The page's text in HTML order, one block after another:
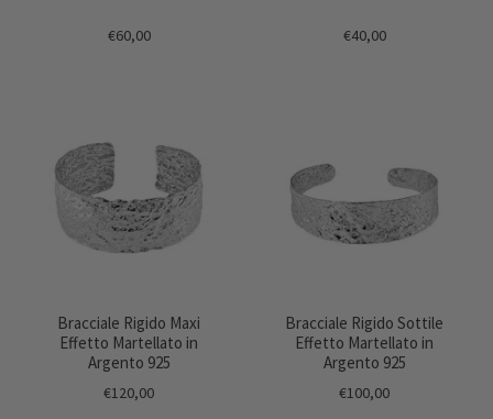
€60,00 €40,00
Bracciale Rigido Maxi
Effetto Martellato in
Argento 925
€120,00
Bracciale Rigido Sottile
Effetto Martellato in
Argento 925
€100,00